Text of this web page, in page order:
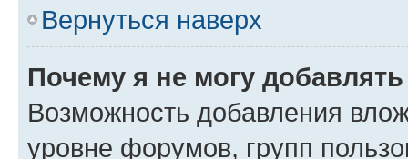
Вернуться наверх
Почему я не могу
Возможность добавления
уровне форумов, групп